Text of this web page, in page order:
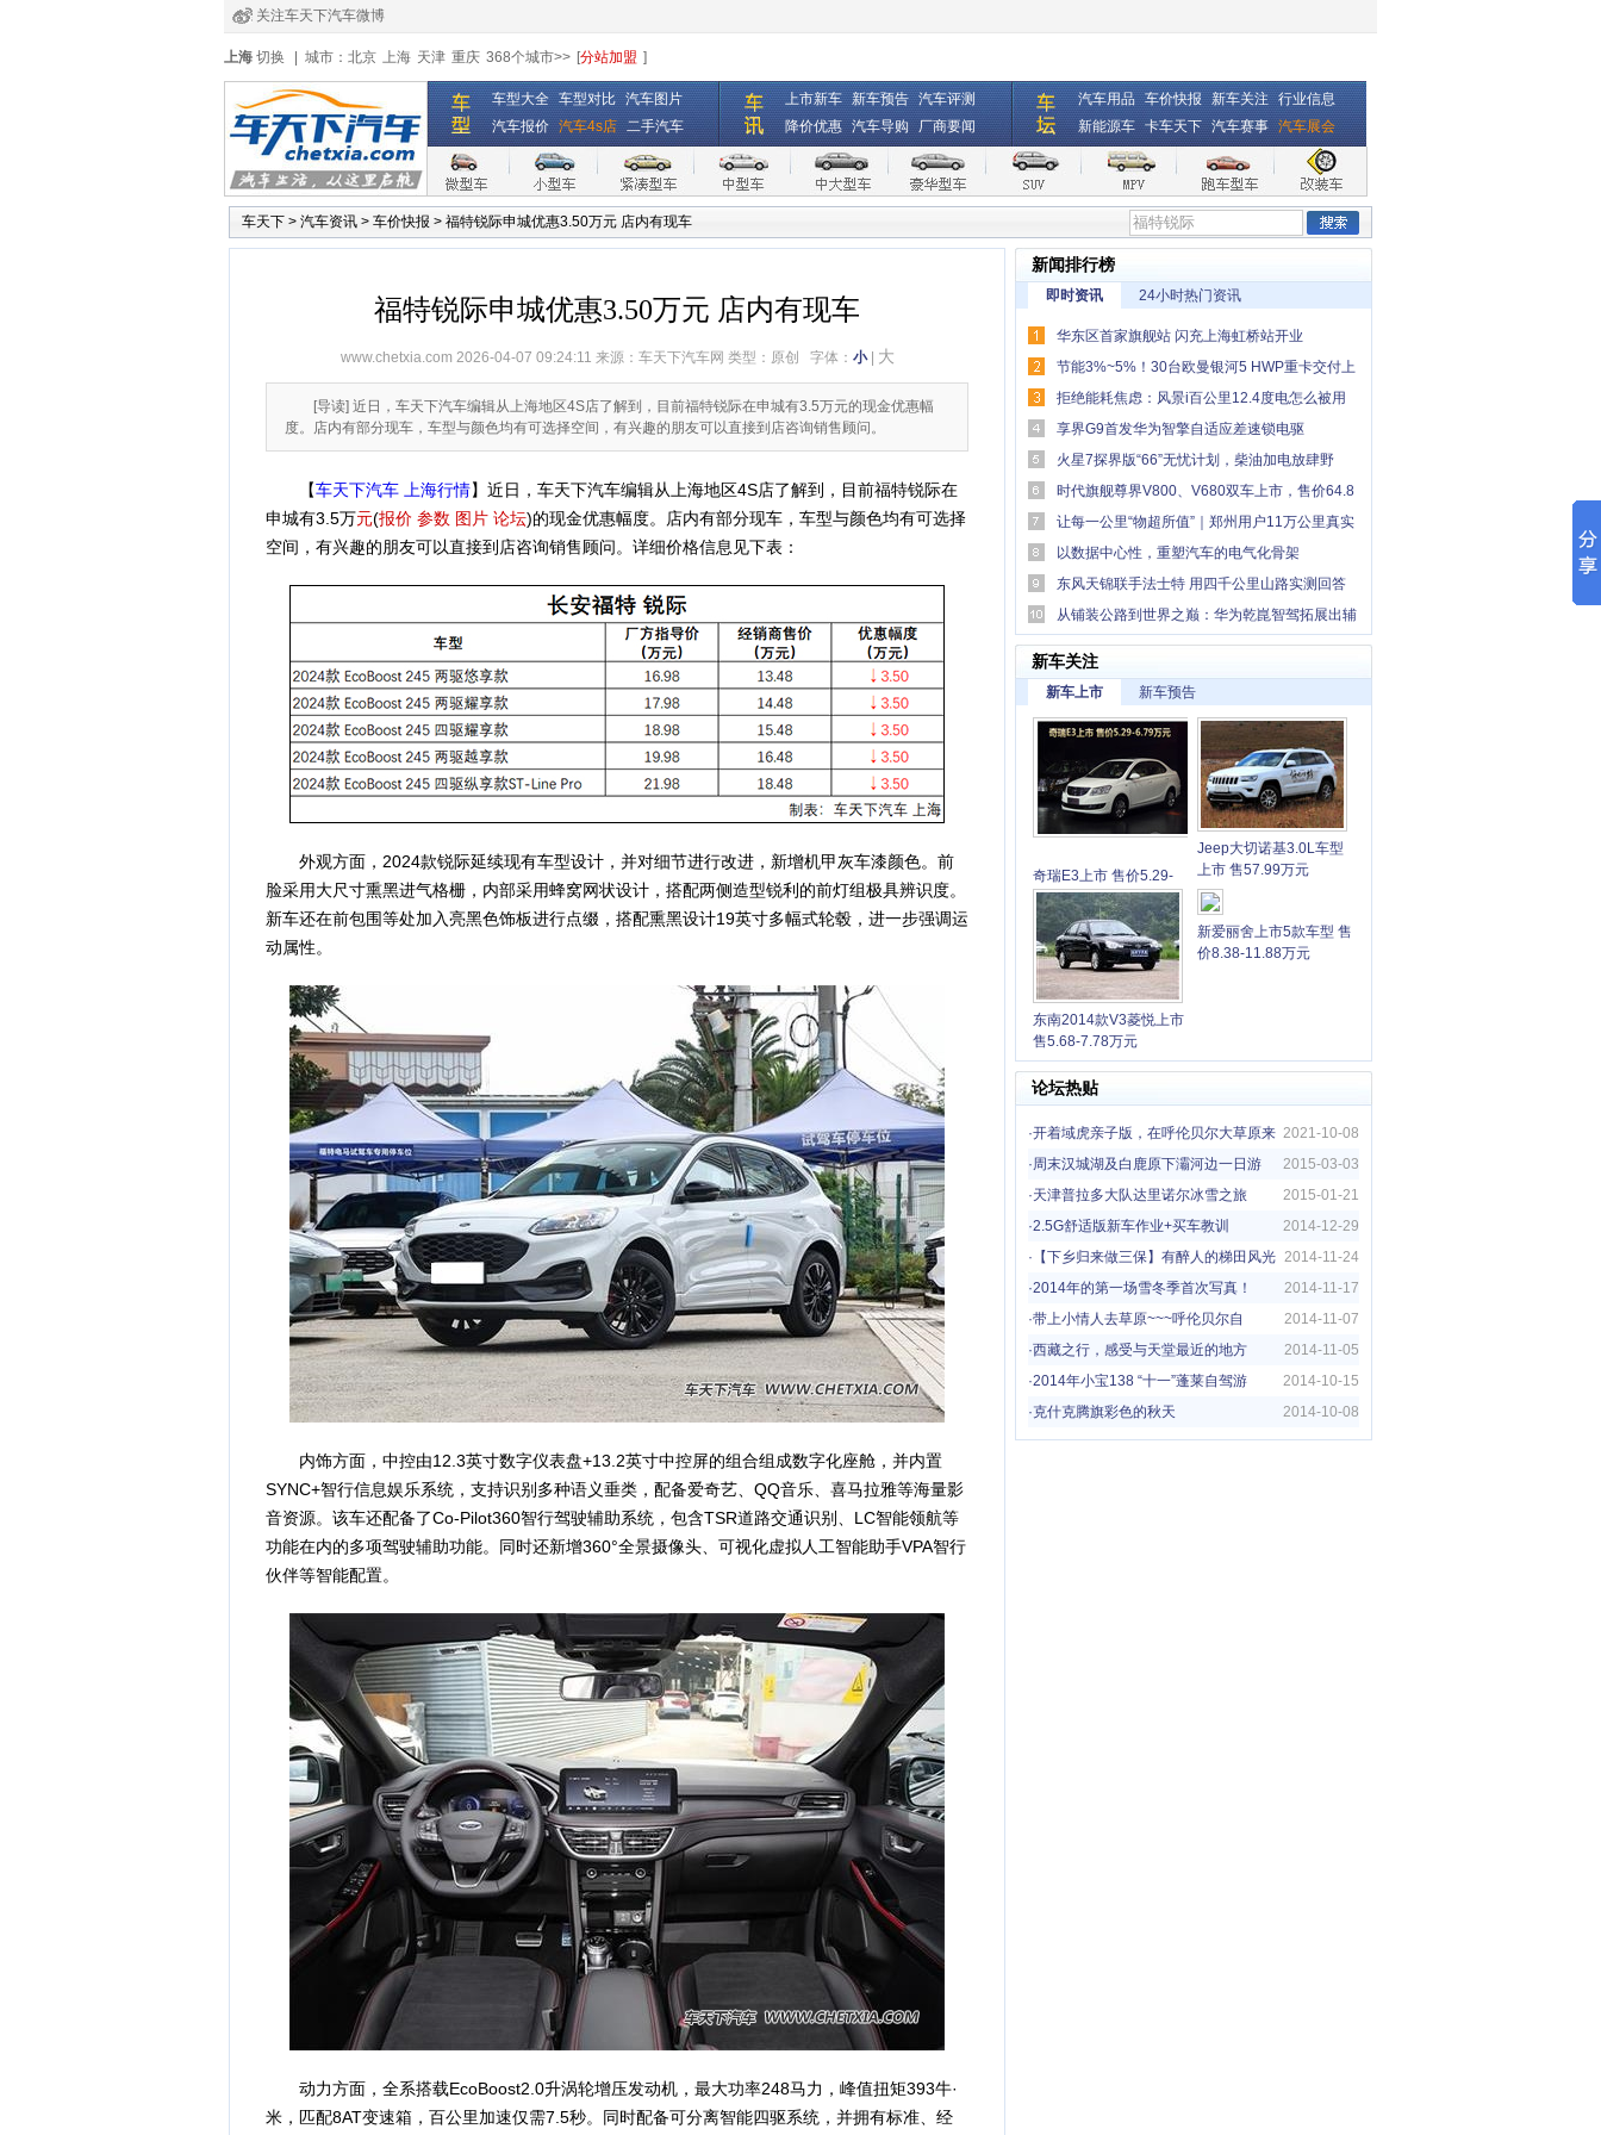
关注车天下汽车微博
经销商登录
注册 全国4s店
上海 切换 城市： 北京 上海 天津 重庆 368个城市>> [分站加盟 ]
车型大全 车型对比 汽车图片
汽车报价 汽车4s店 二手汽车
上市新车 新车预告 汽车评测
降价优惠 汽车导购 厂商要闻
汽车用品 车价快报 新车关注 行业信息
新能源车 卡车天下 汽车赛事 汽车展会
车天下 > 汽车资讯 > 车价快报 > 福特锐际申城优惠3.50万元 店内有现车
新闻排行榜
即时资讯 24小时热门资讯
华东区首家旗舰站 闪充上海虹桥站开业
节能3%~5%！30台欧曼银河5 HWP重卡交付上
海客户 促进物流运输升级
拒绝能耗焦虑：风景i百公里12.4度电怎么被用
户踩出来的？
享界G9首发华为智擎自适应差速锁电驱
火星7探界版“66”无忧计划，柴油加电放肆野
时代旗舰尊界V800、V680双车上市，售价64.8
万元起，全国展车现已到店
让每一公里“物超所值”｜郑州用户11万公里真实
口碑，卡文小卡撑起一个家
以数据中心性，重塑汽车的电气化骨架
东风天锦联手法士特 用四千公里山路实测回答
何为“中卡创富优解”
从铺装公路到世界之巅：华为乾崑智驾拓展出辅
助驾驶“最后一公里”
新车关注
新车上市 新车预告
奇瑞E3上市 售价5.29-
6.79万元
Jeep大切诺基3.0L车型
上市 售57.99万元
东南2014款V3菱悦上市
售5.68-7.78万元
新爱丽舍上市5款车型 售
价8.38-11.88万元
论坛热贴
2021-10-08
·开着域虎亲子版，在呼伦贝尔大草原来
一场亲子旅行
2015-03-03
·周末汉城湖及白鹿原下灞河边一日游
2015-01-21
·天津普拉多大队达里诺尔冰雪之旅
2014-12-29
·2.5G舒适版新车作业+买车教训
2014-11-24
· 【下乡归来做三保】有醉人的梯田风光
哦
2014-11-17
·2014年的第一场雪冬季首次写真！
2014-11-07
·带上小情人去草原~~~呼伦贝尔自
驾！！！
2014-11-05
·西藏之行，感受与天堂最近的地方
2014-10-15
·2014年小宝138 “十一”蓬莱自驾游
2014-10-08
·克什克腾旗彩色的秋天
福特锐际申城优惠3.50万元 店内有现车
www.chetxia.com 2026-04-07 09:24:11 来源： 车天下汽车网 类型：原创 字体： 小| 大
[导读] 近日，车天下汽车编辑从上海地区4S店了解到，目前福特锐际在申城有3.5万元的现金优惠幅
度。店内有部分现车，车型与颜色均有可选择空间，有兴趣的朋友可以直接到店咨询销售顾问。
【车天下汽车 上海行情】近日，车天下汽车编辑从上海地区4S店了解到，目前福特锐际在
申城有3.5万元(报价 参数 图片 论坛)的现金优惠幅度。店内有部分现车，车型与颜色均有可选择
空间，有兴趣的朋友可以直接到店咨询销售顾问。详细价格信息见下表：
外观方面，2024款锐际延续现有车型设计，并对细节进行改进，新增机甲灰车漆颜色。前
脸采用大尺寸熏黑进气格栅，内部采用蜂窝网状设计，搭配两侧造型锐利的前灯组极具辨识度。
新车还在前包围等处加入亮黑色饰板进行点缀，搭配熏黑设计19英寸多幅式轮毂，进一步强调运
动属性。
内饰方面，中控由12.3英寸数字仪表盘+13.2英寸中控屏的组合组成数字化座舱，并内置
SYNC+智行信息娱乐系统，支持识别多种语义垂类，配备爱奇艺、QQ音乐、喜马拉雅等海量影
音资源。该车还配备了Co-Pilot360智行驾驶辅助系统，包含TSR道路交通识别、LC智能领航等
功能在内的多项驾驶辅助功能。同时还新增360°全景摄像头、可视化虚拟人工智能助手VPA智行
伙伴等智能配置。
动力方面，全系搭载EcoBoost2.0升涡轮增压发动机，最大功率248马力，峰值扭矩393牛·
米，匹配8AT变速箱，百公里加速仅需7.5秒。同时配备可分离智能四驱系统，并拥有标准、经